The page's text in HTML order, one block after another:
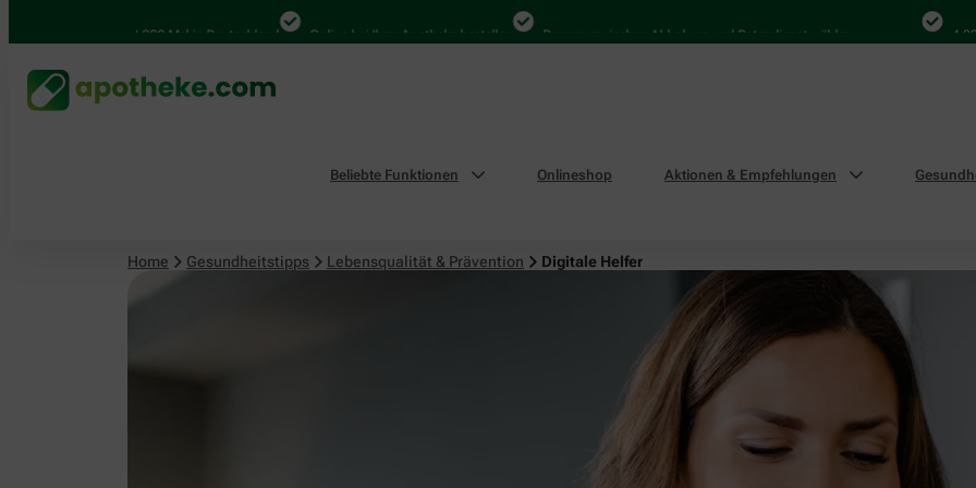
4.000 Mal in Deutschland Online bei Ihrer Apotheke bestellen Bequem zwischen Abholung und Botendienst wählen 4.000
Beliebte Funktionen Onlineshop Aktionen & Empfehlungen
Home Gesundheitstipps Lebensqualität & Prävention Digitale Helfer
Lebensqualität & Prävention